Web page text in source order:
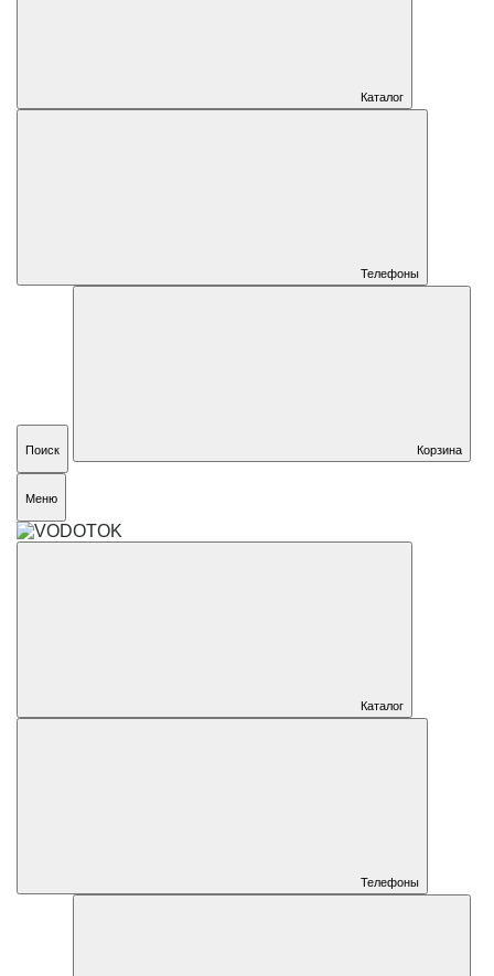
Каталог
Телефоны
Поиск Корзина
Меню
Каталог
Телефоны